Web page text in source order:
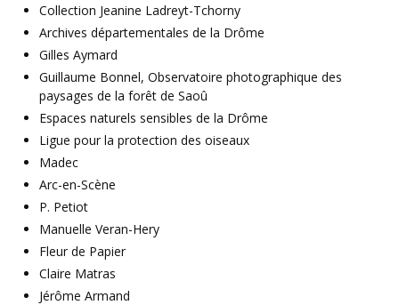
Collection Jeanine Ladreyt-Tchorny
Archives départementales de la Drôme
Gilles Aymard
Guillaume Bonnel, Observatoire photographique des
paysages de la forêt de Saoû
Espaces naturels sensibles de la Drôme
Ligue pour la protection des oiseaux
Madec
Arc-en-Scène
P. Petiot
Manuelle Veran-Hery
Fleur de Papier
Claire Matras
Jérôme Armand